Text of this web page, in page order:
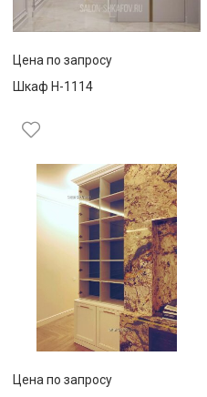
Цена по запросу
Шкаф Н-1114
Цена по запросу